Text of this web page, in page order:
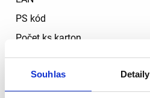
Souhlas Detaily
PS kód
Počet ks karton
Počet ks paleta
Brutto váha ks (v kartonu)